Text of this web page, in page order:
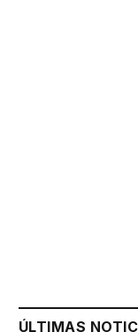
ÚLTIMAS